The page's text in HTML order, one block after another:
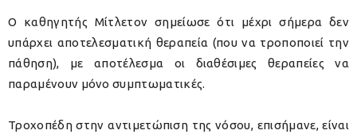
Ο καθηγητής Μίτλετον σημείωσε ότι μέχρι σήμερα δεν
υπάρχει αποτελεσματική θεραπεία (που να τροποποιεί την
πάθηση), με αποτέλεσμα οι διαθέσιμες θεραπείες να
παραμένουν μόνο συμπτωματικές.
Τροχοπέδη στην αντιμετώπιση της νόσου, επισήμανε, είναι